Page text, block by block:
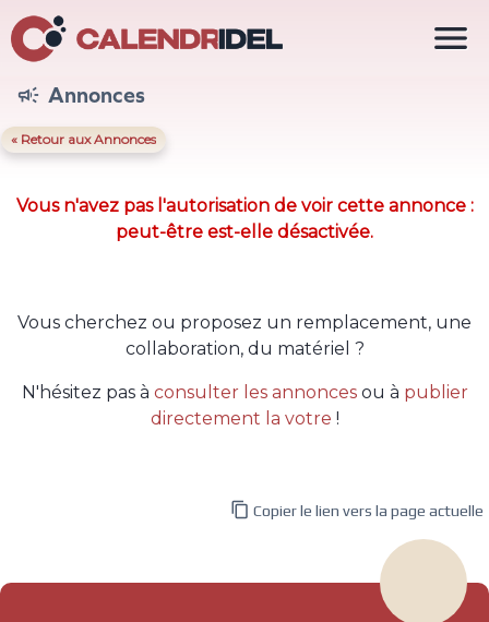
 Annonces
« Retour aux Annonces
Vous n'avez pas l'autorisation de voir cette annonce :
peut-être est-elle désactivée.
Vous cherchez ou proposez un remplacement, une
collaboration, du matériel ?
N'hésitez pas à consulter les annoncesou à publier
directement la votre !

 Copier le lien vers la page actuelle